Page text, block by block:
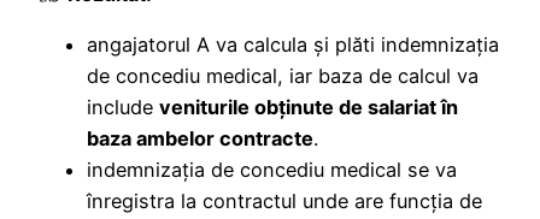
angajatorul A va calcula și plăti indemnizația
de concediu medical, iar baza de calcul va
include veniturile obținute de salariat în
baza ambelor contracte.
indemnizația de concediu medical se va
înregistra la contractul unde are funcţia de